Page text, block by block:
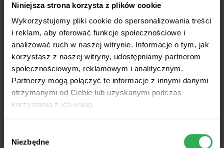
Niniejsza strona korzysta z plików cookie
Wykorzystujemy pliki cookie do spersonalizowania treści
i reklam, aby oferować funkcje społecznościowe i
analizować ruch w naszej witrynie. Informacje o tym, jak
korzystasz z naszej witryny, udostępniamy partnerom
społecznościowym, reklamowym i analitycznym.
Partnerzy mogą połączyć te informacje z innymi danymi
otrzymanymi od Ciebie lub uzyskanymi podczas
korzystania z ich usług.
zgody
Niezbędne
Polska centralna
•
Unia Europejska